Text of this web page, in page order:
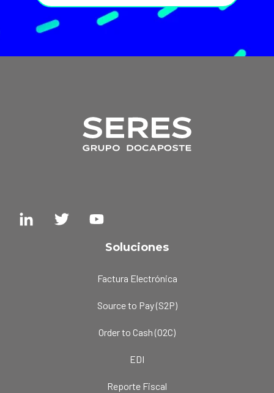
Soluciones
Factura Electrónica
Source to Pay (S2P)
Order to Cash (O2C)
EDI
Reporte Fiscal